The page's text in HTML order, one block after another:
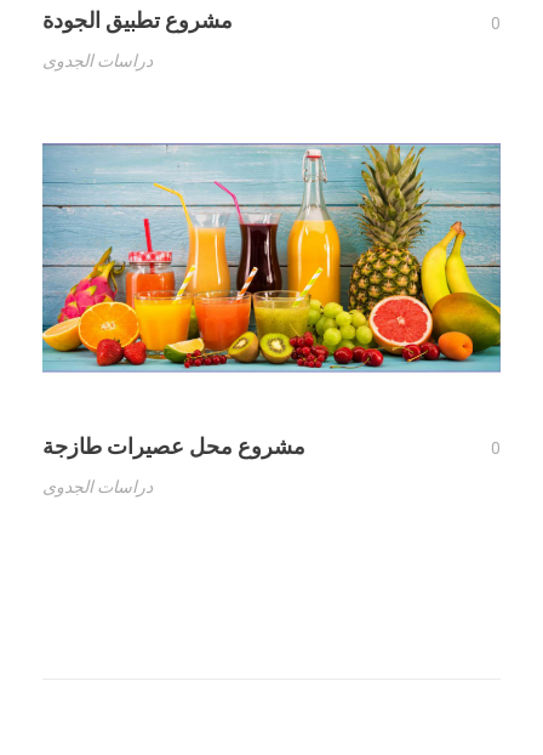
مشروع تطبيق الجودة
0
دراسات الجدوى
مشروع محل عصيرات طازجة
0
دراسات الجدوى